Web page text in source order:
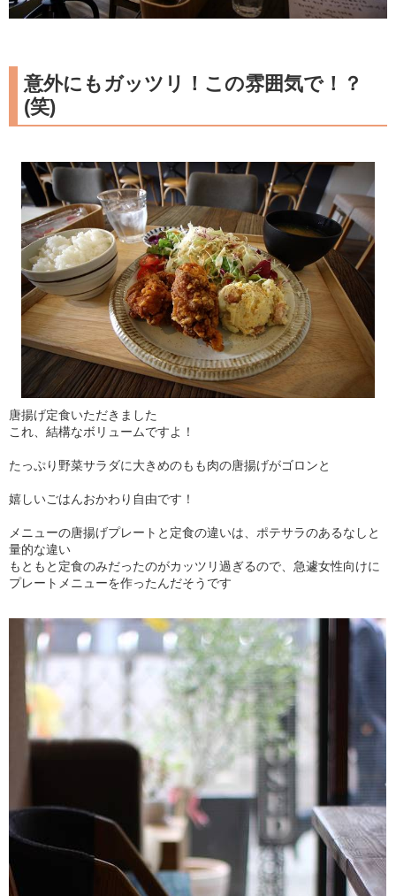
意外にもガッツリ！この雰囲気で！？
(笑)
唐揚げ定食いただきました
これ、結構なボリュームですよ！
たっぷり野菜サラダに大きめのもも肉の唐揚げがゴロンと
嬉しいごはんおかわり自由です！
メニューの唐揚げプレートと定食の違いは、ポテサラのあるなしと
量的な違い
もともと定食のみだったのがカッツリ過ぎるので、急遽女性向けに
プレートメニューを作ったんだそうです